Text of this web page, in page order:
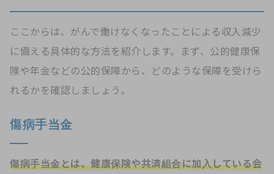
ここからは、がんで働けなくなったことによる収入減少
に備える具体的な方法を紹介します。まず、公的健康保
険や年金などの公的保障から、どのような保障を受けら
れるかを確認しましょう。
傷病手当金
傷病手当金とは、健康保険や共済組合に加入している会